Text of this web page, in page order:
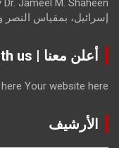
إسرائيل، بمقياس النصر
أعلن معنا | Advertise with us
Your website here
الأرشيف